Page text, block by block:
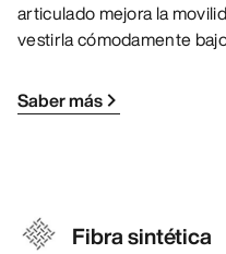
articulado mejora la
vestirla cómodamente
Saber más
Fibra sintética